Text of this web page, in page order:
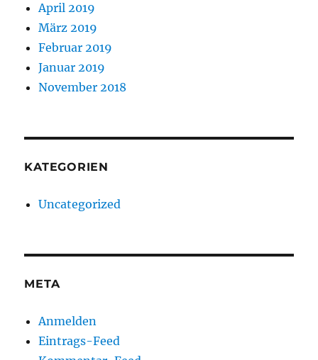
April 2019
März 2019
Februar 2019
Januar 2019
November 2018
KATEGORIEN
Uncategorized
META
Anmelden
Eintrags-Feed